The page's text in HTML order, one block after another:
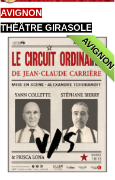
AVIGNON
THÉÂTRE GIRASOLE
AVIGNON